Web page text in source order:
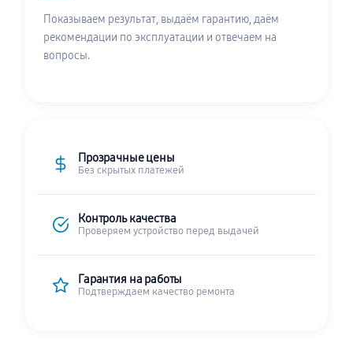
Показываем результат, выдаём гарантию, даём
рекомендации по эксплуатации и отвечаем на
вопросы.
Прозрачные цены
Без скрытых платежей
Контроль качества
Проверяем устройство перед выдачей
Гарантия на работы
Подтверждаем качество ремонта